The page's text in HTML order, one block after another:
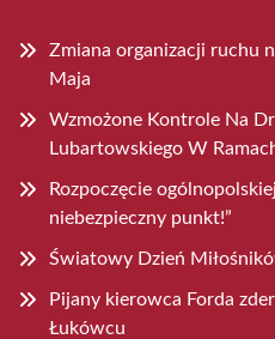
Zmiana organizacji ruchu
Maja
Wzmożone Kontrole Na
Lubartowskiego W
Rozpoczęcie
niebezpieczny punkt!”
Światowy Dzień
Pijany kierowca Forda
Łukówcu